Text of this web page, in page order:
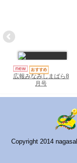
広報みなみしまばら8
月号
Copyright 2014
みなみしまばら
はさみebooks
ながさき市ebooks
さいかいイーブ
長崎MICE観光マ